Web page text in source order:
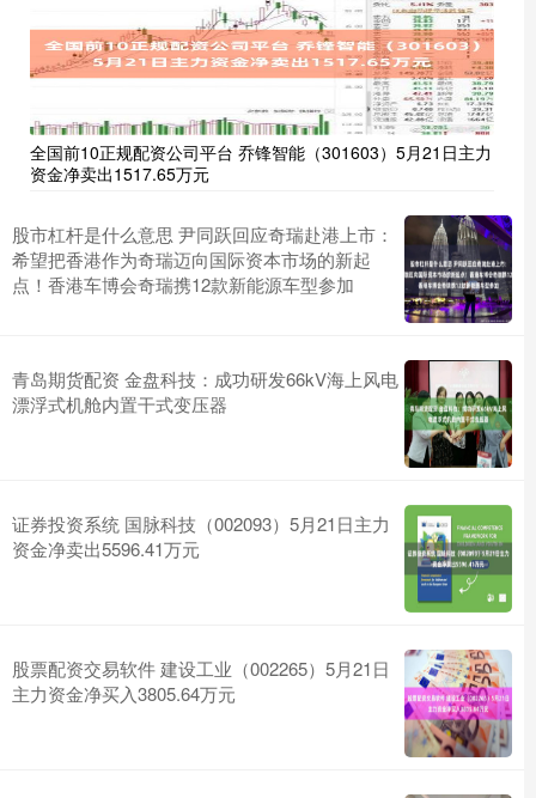
全国前10正规配资公司平台 乔锋智能（301603）5月21日主力
资金净卖出1517.65万元
股市杠杆是什么意思 尹同跃回应奇瑞赴港上市：
希望把香港作为奇瑞迈向国际资本市场的新起
点！香港车博会奇瑞携12款新能源车型参加
青岛期货配资 金盘科技：成功研发66kV海上风电
漂浮式机舱内置干式变压器
证券投资系统 国脉科技（002093）5月21日主力
资金净卖出5596.41万元
股票配资交易软件 建设工业（002265）5月21日
主力资金净买入3805.64万元